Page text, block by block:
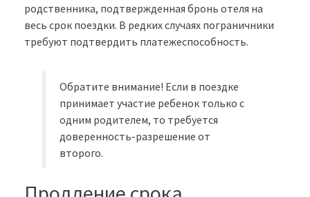
родственника, подтвержденная бронь отеля на
весь срок поездки. В редких случаях пограничники
требуют подтвердить платежеспособность.
Обратите внимание! Если в поездке
принимает участие ребенок только с
одним родителем, то требуется
доверенность-разрешение от
второго.